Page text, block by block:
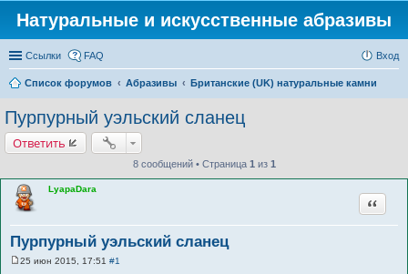
Натуральные и искусственные абразивы
Ссылки FAQ Вход
Список форумов Абразивы Британские (UK) натуральные камни
Пурпурный уэльский сланец
Ответить
8 сообщений • Страница 1 из 1
LyapaDara
Пурпурный уэльский сланец
Цитата
25 июн 2015, 17:51 #1